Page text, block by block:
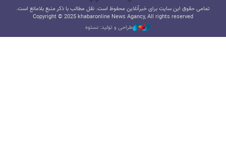
تمامی حقوق این سایت برای خبرآنلاین محفوظ است. نقل مطالب با ذکر منبع بلامانع است.
Copyright © 2025 khabaronline News Agancy, All rights reserved
طراحی و تولید: نستوه